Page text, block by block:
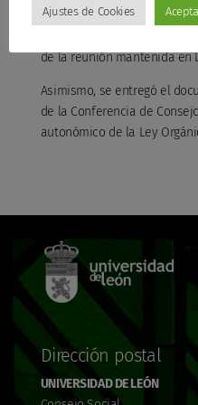
referente a la naturaleza,
de la reunión mantenida en
Asimismo, se entregó el
de la Conferencia de
autonómico de la Ley
Dirección postal
UNIVERSIDAD DE LEÓN
Ajustes de Cookies